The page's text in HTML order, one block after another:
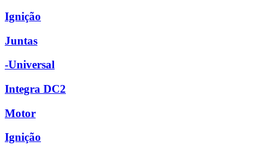
Ignição
Juntas
-Universal
Integra DC2
Motor
Ignição